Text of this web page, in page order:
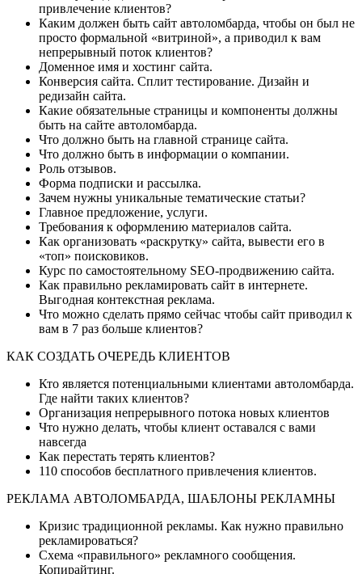
привлечение клиентов?
Каким должен быть сайт автоломбарда, чтобы он был не
просто формальной «витриной», а приводил к вам
непрерывный поток клиентов?
Доменное имя и хостинг сайта.
Конверсия сайта. Сплит тестирование. Дизайн и
редизайн сайта.
Какие обязательные страницы и компоненты должны
быть на сайте автоломбарда.
Что должно быть на главной странице сайта.
Что должно быть в информации о компании.
Роль отзывов.
Форма подписки и рассылка.
Зачем нужны уникальные тематические статьи?
Главное предложение, услуги.
Требования к оформлению материалов сайта.
Как организовать «раскрутку» сайта, вывести его в
«топ» поисковиков.
Курс по самостоятельному SEO-продвижению сайта.
Как правильно рекламировать сайт в интернете.
Выгодная контекстная реклама.
Что можно сделать прямо сейчас чтобы сайт приводил к
вам в 7 раз больше клиентов?
КАК СОЗДАТЬ ОЧЕРЕДЬ КЛИЕНТОВ
Кто является потенциальными клиентами автоломбарда.
Где найти таких клиентов?
Организация непрерывного потока новых клиентов
Что нужно делать, чтобы клиент оставался с вами
навсегда
Как перестать терять клиентов?
110 способов бесплатного привлечения клиентов.
РЕКЛАМА АВТОЛОМБАРДА, ШАБЛОНЫ РЕКЛАМНЫ
Кризис традиционной рекламы. Как нужно правильно
рекламироваться?
Схема «правильного» рекламного сообщения.
Копирайтинг.